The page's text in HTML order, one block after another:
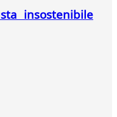
insostenibile